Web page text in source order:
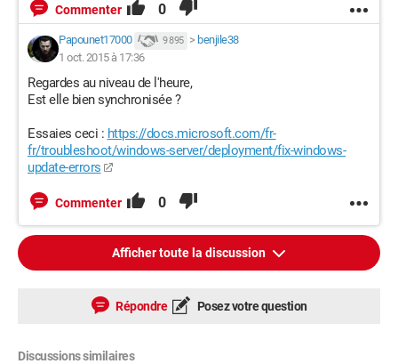
Commenter 0
Papounet17000 9 895 > benjile38
1 oct. 2015 à 17:36
Regardes au niveau de l'heure,
Est elle bien synchronisée ?
Essaies ceci : https://docs.microsoft.com/fr-
fr/troubleshoot/windows-server/deployment/fix-windows-
update-errors
Commenter 0
Afficher toute la discussion
Répondre Posez votre question
Discussions similaires